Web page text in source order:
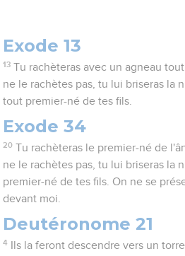
Exode 13
13 Tu rachèteras avec un agneau
ne le rachètes pas, tu lui briseras la
tout premier-né de tes fils.
Exode 34
20 Tu rachèteras le premier-né de
ne le rachètes pas, tu lui briseras la
premier-né de tes fils. On ne se
devant moi.
Deutéronome 21
4
Ils la feront descendre vers un